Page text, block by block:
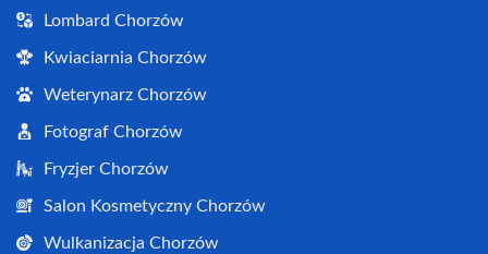
Lombard Chorzów
Kwiaciarnia Chorzów
Weterynarz Chorzów
Fotograf Chorzów
Fryzjer Chorzów
Salon Kosmetyczny Chorzów
Wulkanizacja Chorzów